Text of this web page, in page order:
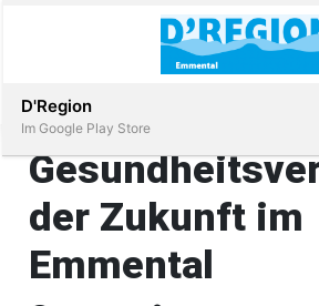
Immobilien
Veranstaltungen
der Zukunft im
Emmental
D'Region
Im Google Play Store